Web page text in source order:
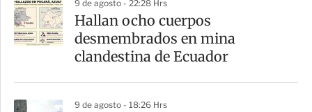
a
r
t
9 de agosto - 22:28 Hrs
Hallan ocho cuerpos
desmembrados en mina
clandestina de Ecuador
9 de agosto - 18:26 Hrs